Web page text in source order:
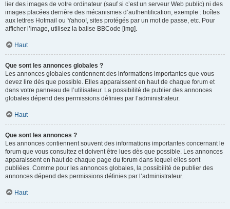
lier des images de votre ordinateur (sauf si c’est un serveur Web public) ni des
images placées derrière des mécanismes d’authentification, exemple : boîtes
aux lettres Hotmail ou Yahoo!, sites protégés par un mot de passe, etc. Pour
afficher l’image, utilisez la balise BBCode [img].
Haut
Que sont les annonces globales ?
Les annonces globales contiennent des informations importantes que vous
devez lire dès que possible. Elles apparaissent en haut de chaque forum et
dans votre panneau de l’utilisateur. La possibilité de publier des annonces
globales dépend des permissions définies par l’administrateur.
Haut
Que sont les annonces ?
Les annonces contiennent souvent des informations importantes concernant le
forum que vous consultez et doivent être lues dès que possible. Les annonces
apparaissent en haut de chaque page du forum dans lequel elles sont
publiées. Comme pour les annonces globales, la possibilité de publier des
annonces dépend des permissions définies par l’administrateur.
Haut